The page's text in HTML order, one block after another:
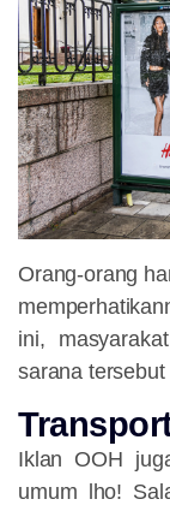
Orang-orang
ini,
sarana
Iklan OOH
umum lho!